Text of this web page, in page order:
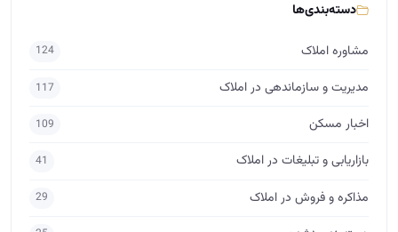
دسته‌بندی‌ها
مشاوره املاک 124
مدیریت و سازماندهی در املاک 117
اخبار مسکن 109
بازاریابی و تبلیغات در املاک 41
مذاکره و فروش در املاک 29